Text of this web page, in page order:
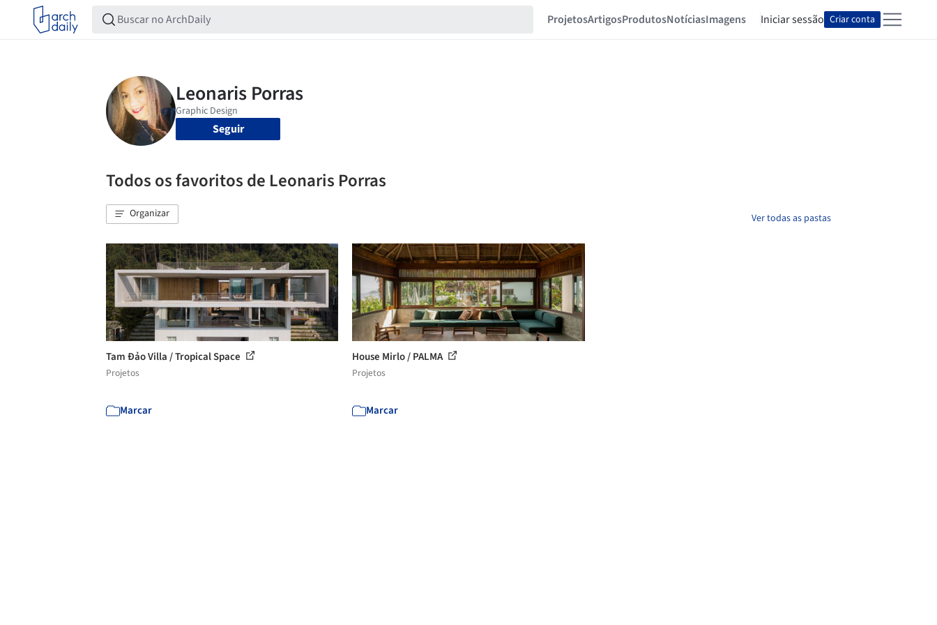
ProjetosArtigosProdutosNotíciasImagens Iniciar sessão Criar conta
Seguir
Todos os favoritos de Leonaris Porras
Organizar Ver todas as pastas
Tam Đảo Villa / Tropical Space
Projetos
Marcar
House Mirlo / PALMA
Projetos
Marcar